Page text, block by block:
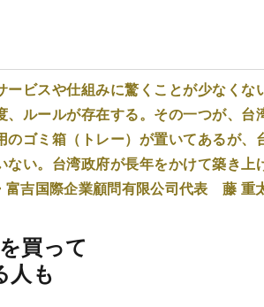
ービスや仕組みに驚くことが少なく
ルールが存在する。その一つが、台
のゴミ箱（トレー）が置いてあるが
ない。台湾政府が長年をかけて築き
吉国際企業顧問有限公司代表 藤 重
買って
人も